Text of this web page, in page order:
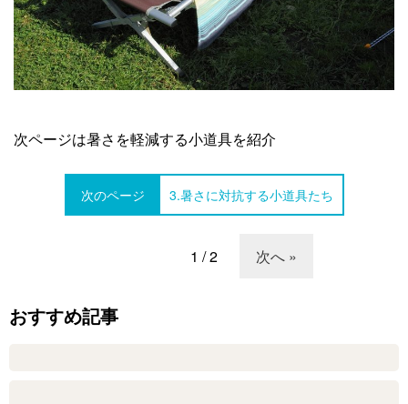
次ページは暑さを軽減する小道具を紹介
次のページ 3.暑さに対抗する小道具たち
次へ »
1 / 2
おすすめ記事